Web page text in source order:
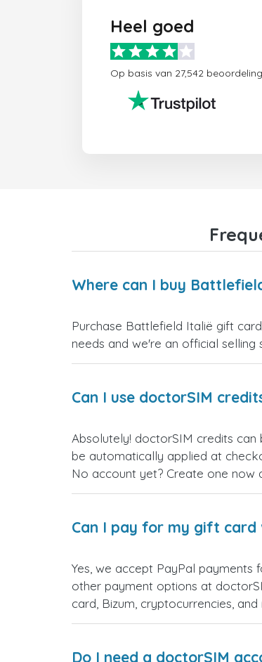
Heel goed
Op basis van 27,542
Where can I buy
Purchase Battlefield Italië gift
needs and we're an official selling
Can I use doctorSIM
Absolutely! doctorSIM credits
be automatically applied at
No account yet? Create one now
Can I pay for my gift card
Yes, we accept PayPal
other payment options at
card, Bizum, cryptocurrencies,
Do I need a doctorSIM